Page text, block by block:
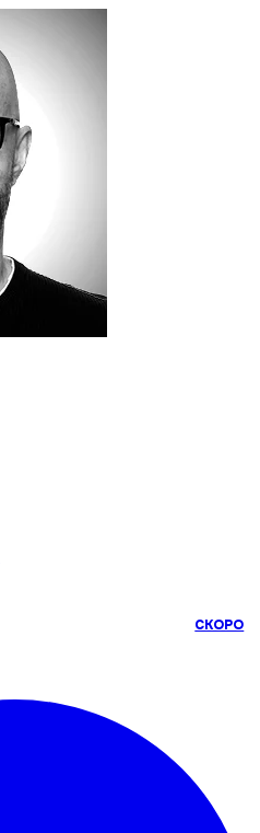
СКОРО